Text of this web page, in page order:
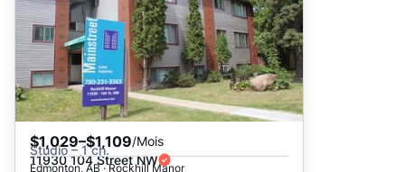
$1,029–$1,109/Mois
Studio – 1 ch.
11930 104 Street NW
Edmonton, AB · Rockhill Manor